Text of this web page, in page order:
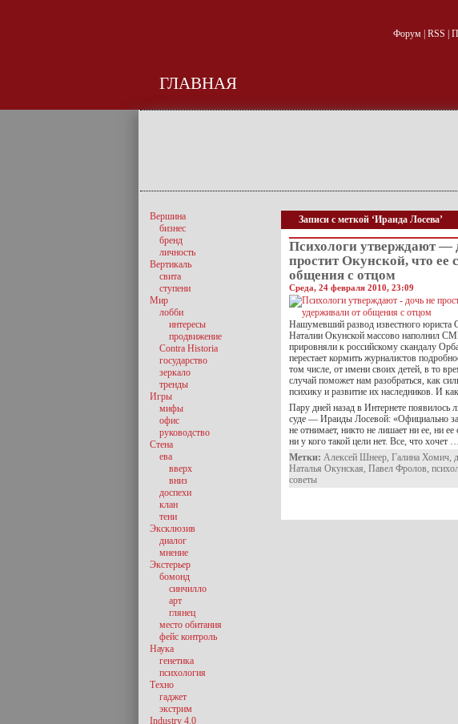
Форум| RSS
ГЛАВНАЯ
Записи с меткой ‘Ираида Лосева’
Психологи утверждают —
простит Окунской, что ее
общения с отцом
Среда, 24 февраля 2010, 23:09
Нашумевший развод известного юриста
Наталии Окунской массово наполнил
прировняли к российскому скандалу
перестает кормить журналистов
том числе, от имени своих детей, в то
случай поможет нам разобраться, как
психику и развитие их наследников. И
Пару дней назад в Интернете
суде — Ираиды Лосевой: «Официально
не отнимает, никто не лишает ни ее, ни
ни у кого такой цели нет. Все, что хочет …
Метки: Алексей Шнеер, Галина Хомич,
Наталья Окунская, Павел Фролов,
советы
Вершина
бизнес
бренд
личность
Вертикаль
свита
ступени
Мир
лобби
интересы
продвижение
Contra Historia
государство
зеркало
тренды
Игры
мифы
офис
руководство
Стена
ева
вверх
вниз
доспехи
клан
тени
Эксклюзив
диалог
мнение
Экстерьер
бомонд
синчилло
арт
глянец
место обитания
фейс контроль
Наука
генетика
психология
Техно
гаджет
экстрим
Industry 4.0